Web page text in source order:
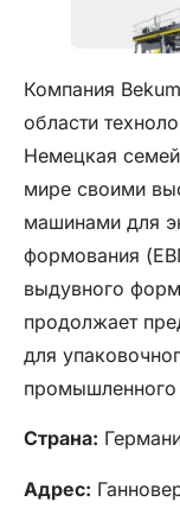
Компания
области
Немецкая
мире своими
машинами для
формования
выдувного
продолжает
для
промышленного
Страна:
Адрес: